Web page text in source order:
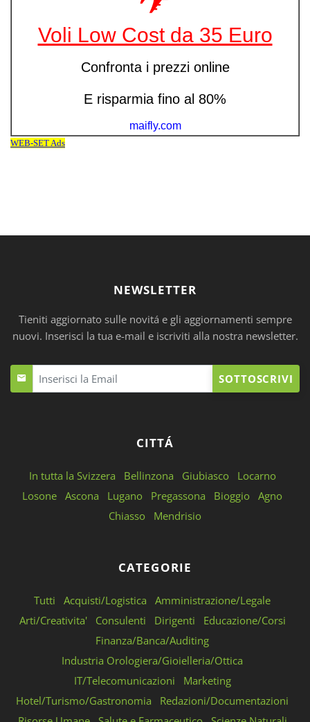
NEWSLETTER
Tieniti aggiornato sulle novitá e gli aggiornamenti sempre
nuovi. Inserisci la tua e-mail e iscriviti alla nostra newsletter.
SOTTOSCRIVI
CITTÁ
In tutta la Svizzera Bellinzona Giubiasco
Locarno
Losone Ascona Lugano Pregassona Bioggio Agno
Chiasso
Mendrisio
CATEGORIE
Tutti Acquisti/Logistica
Amministrazione/Legale
Arti/Creativita'
Consulenti Dirigenti
Educazione/Corsi
Finanza/Banca/Auditing
Industria Orologiera/Gioielleria/Ottica
IT/Telecomunicazioni
Marketing
Hotel/Turismo/Gastronomia
Redazioni/Documentazioni